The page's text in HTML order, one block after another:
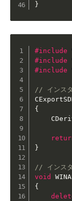
}
#include
#include
#include
// インス
{
}
// インス
void
{